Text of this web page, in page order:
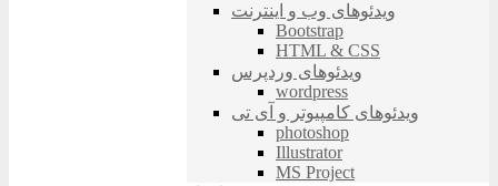
ویدئوهای وب و اینترنت
Bootstrap
HTML & CSS
ویدئوهای وردپرس
wordpress
ویدئوهای کامپیوتر و آی تی
photoshop
Illustrator
MS Project